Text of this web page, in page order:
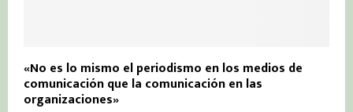
«No es lo mismo el periodismo en los medios de
comunicación que la comunicación en las
organizaciones»